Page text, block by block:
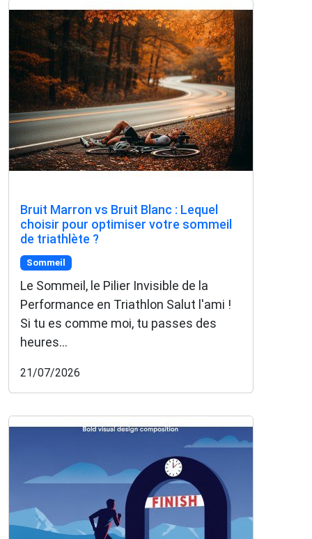
Bruit Marron vs Bruit Blanc : Lequel
choisir pour optimiser votre sommeil
de triathlète ?
Sommeil
Le Sommeil, le Pilier Invisible de la
Performance en Triathlon Salut l'ami !
Si tu es comme moi, tu passes des
heures...
21/07/2026